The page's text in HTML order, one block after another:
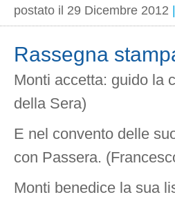
postato il 29 Dicembre 2012
Rassegna
Monti accetta: guido la
della Sera)
E nel convento delle
con Passera.
Monti benedice la sua